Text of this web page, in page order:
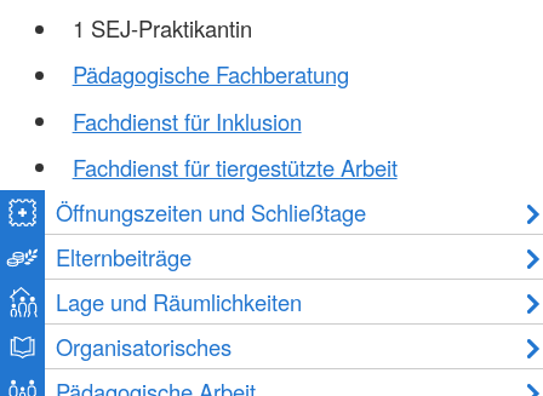
1 SEJ-Praktikantin
Pädagogische Fachberatung
Fachdienst für Inklusion
Fachdienst für tiergestützte Arbeit
Öffnungszeiten und Schließtage
Elternbeiträge
Lage und Räumlichkeiten
Organisatorisches